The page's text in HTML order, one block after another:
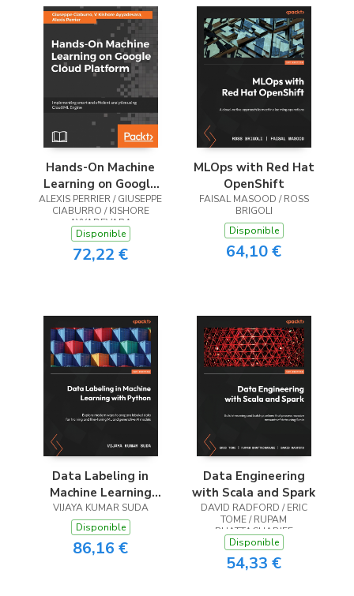
Hands-On Machine
Learning on Google
Cloud Platform
ALEXIS PERRIER / GIUSEPPE
CIABURRO / KISHORE
AYYADEVARA
Disponible
72,22 €
MLOps with Red Hat
OpenShift
FAISAL MASOOD / ROSS
BRIGOLI
Disponible
64,10 €
Data Labeling in
Machine Learning
with Python
VIJAYA KUMAR SUDA
Disponible
86,16 €
Data Engineering
with Scala and Spark
DAVID RADFORD / ERIC
TOME / RUPAM
BHATTACHARJEE
Disponible
54,33 €